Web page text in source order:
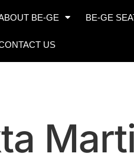
BE-GE BE-GE
US